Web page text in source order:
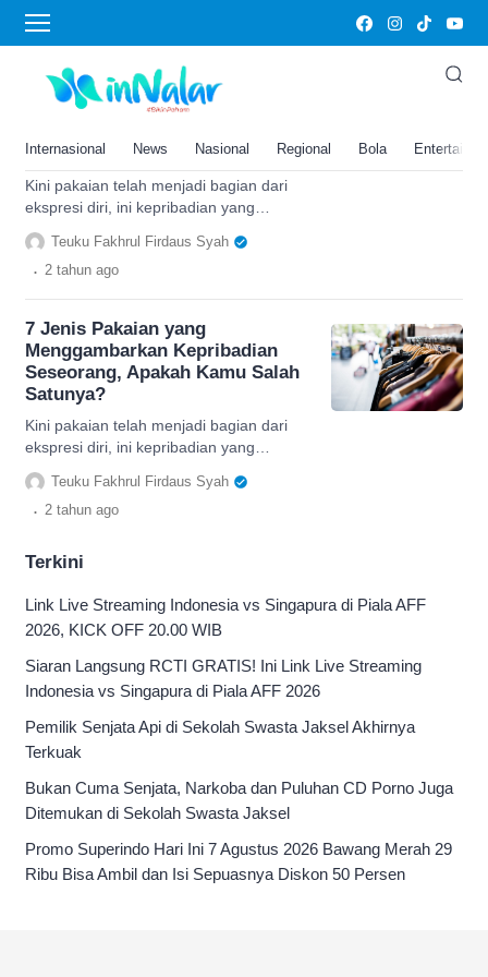
Internasional News Nasional Regional Bola
cara berpakaian
7 Jenis Pakaian yang
Menggambarkan Kepribadian
Satunya?
Kini pakaian telah menjadi bagian dari
ekspresi diri, ini kepribadian yang
terungkap dari jenis pakaian seseorang.
Teuku Fakhrul Firdaus Syah
. 2 tahun ago
7 Jenis Pakaian yang
Menggambarkan Kepribadian
Seseorang, Apakah Kamu Salah
Satunya?
Kini pakaian telah menjadi bagian dari
ekspresi diri, ini kepribadian yang
terungkap dari jenis pakaian seseorang.
Teuku Fakhrul Firdaus Syah
. 2 tahun ago
Terkini
Link Live Streaming Indonesia vs Singapura di Piala AFF
2026, KICK OFF 20.00 WIB
Siaran Langsung RCTI GRATIS! Ini Link Live Streaming
Indonesia vs Singapura di Piala AFF 2026
Pemilik Senjata Api di Sekolah Swasta Jaksel Akhirnya
Terkuak
Bukan Cuma Senjata, Narkoba dan Puluhan CD Porno Juga
Ditemukan di Sekolah Swasta Jaksel
Promo Superindo Hari Ini 7 Agustus 2026 Bawang Merah 29
Ribu Bisa Ambil dan Isi Sepuasnya Diskon 50 Persen